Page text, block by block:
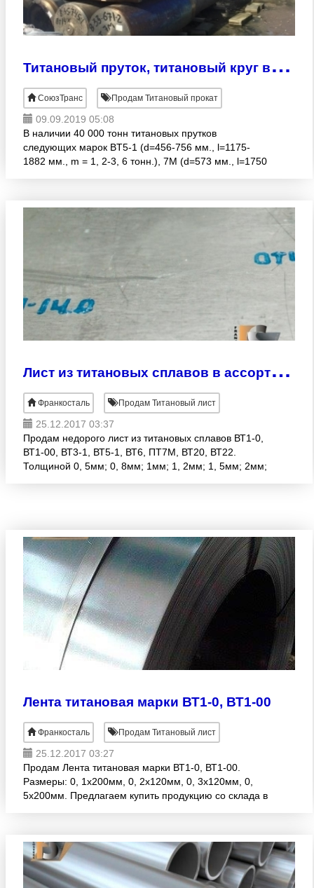
Т
итановый пруток, титановый круг все марки
СоюзТранс Продам Титановый прокат
09.09.2019 05:08
В наличии 40 000 тонн титановых прутков
следующих марок BT5-1 (d=456-756 мм., l=1175-
1882 мм., m = 1, 2-3, 6 тонн.), 7М (d=573 мм., l=1750
Л
ист из титановых сплавов в ассортименте
Франкосталь Продам Титановый лист
25.12.2017 03:37
Продам недорого лист из титановых сплавов ВТ1-0,
ВТ1-00, ВТ3-1, ВТ5-1, ВТ6, ПТ7М, ВТ20, ВТ22.
Толщиной 0, 5мм; 0, 8мм; 1мм; 1, 2мм; 1, 5мм; 2мм;
Лента титановая марки ВТ1-0, ВТ1-00
Франкосталь Продам Титановый лист
25.12.2017 03:27
Продам Лента титановая марки ВТ1-0, ВТ1-00.
Размеры: 0, 1x200мм, 0, 2x120мм, 0, 3x120мм, 0,
5x200мм. Предлагаем купить продукцию со склада в